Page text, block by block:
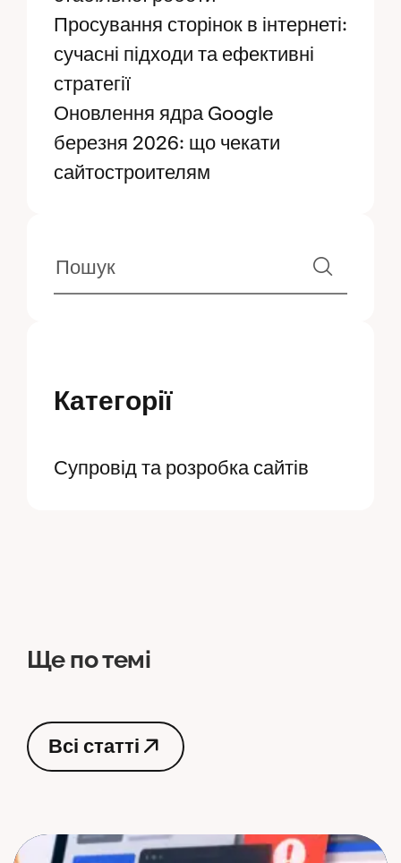
Просування сторінок в інтернеті:
сучасні підходи та ефективні
стратегії
Оновлення ядра Google
березня 2026: що чекати
сайтостроителям
Категорії
Супровід та розробка сайтів
Ще по темі
Всі статті
Всістатті